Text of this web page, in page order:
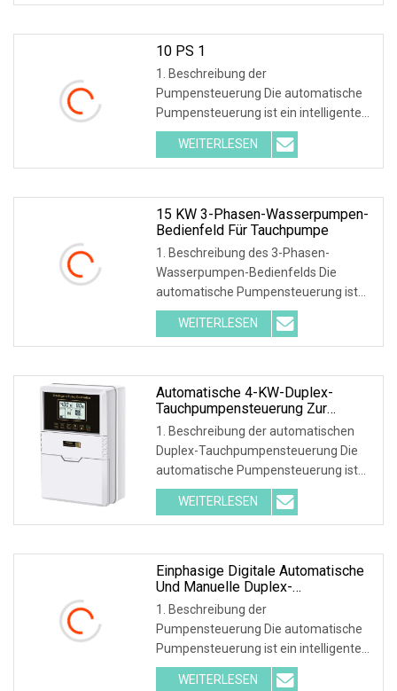
unter 5,5 kW bis 500 kW als
10 PS 1
1. Beschreibung der
Pumpensteuerung Die automatische
Pumpensteuerung ist ein intelligentes
und wirtschaftliches System, das für
mehrere Pumpen und Motoren
entwickelt wurde. Pumpensteuerung,
stoppt
WEITERLESEN
15 KW 3-Phasen-Wasserpumpen-
Bedienfeld Für Tauchpumpe
1. Beschreibung des 3-Phasen-
Wasserpumpen-Bedienfelds Die
automatische Pumpensteuerung ist
ein intelligentes und wirtschaftliches
System, das für mehrere Pumpen und
Motoren entwickelt wurde.
startet und stoppt
WEITERLESEN
Automatische 4-KW-Duplex-
Tauchpumpensteuerung Zur
Druckpumpensteuerung
1. Beschreibung der automatischen
Duplex-Tauchpumpensteuerung Die
automatische Pumpensteuerung ist
ein intelligentes und wirtschaftliches
System, das für mehrere Pumpen und
Motoren entwickelt wurde.
WEITERLESEN
Einphasige Digitale Automatische
Und Manuelle Duplex-
Wasserpumpensteuerung 2,2 KW
1. Beschreibung der
Pumpensteuerung Die automatische
Pumpensteuerung ist ein intelligentes
und wirtschaftliches System, das für
mehrere Pumpen und Motoren
WEITERLESEN